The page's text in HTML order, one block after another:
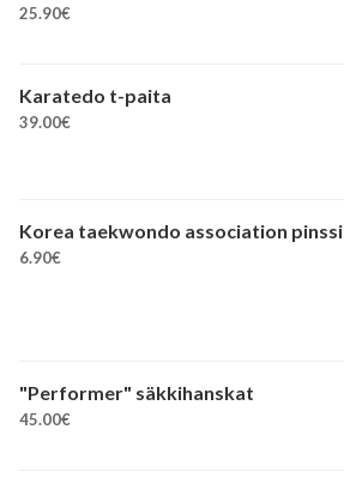
25.90€
Karatedo t-paita
39.00€
Korea taekwondo association pinssi
6.90€
"Performer" säkkihanskat
45.00€